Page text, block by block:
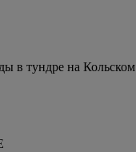
в тундре на Кольском